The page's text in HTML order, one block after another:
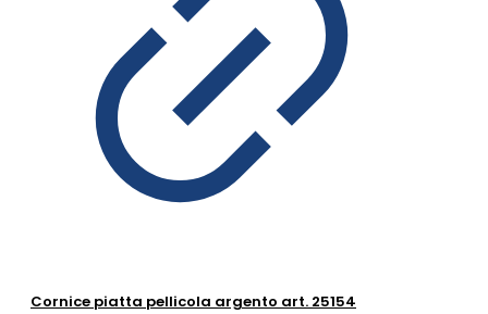
Cornice piatta pellicola argento art. 25154